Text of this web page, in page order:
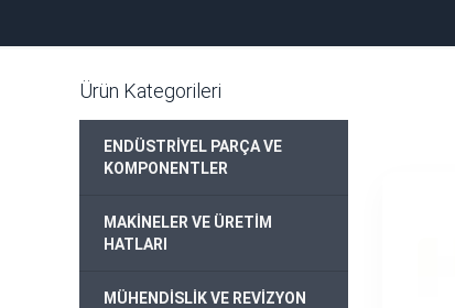
Ürün Kategorileri
ENDÜSTRİYEL PARÇA VE
KOMPONENTLER
MAKİNELER VE ÜRETİM
HATLARI
MÜHENDİSLİK VE REVİZYON